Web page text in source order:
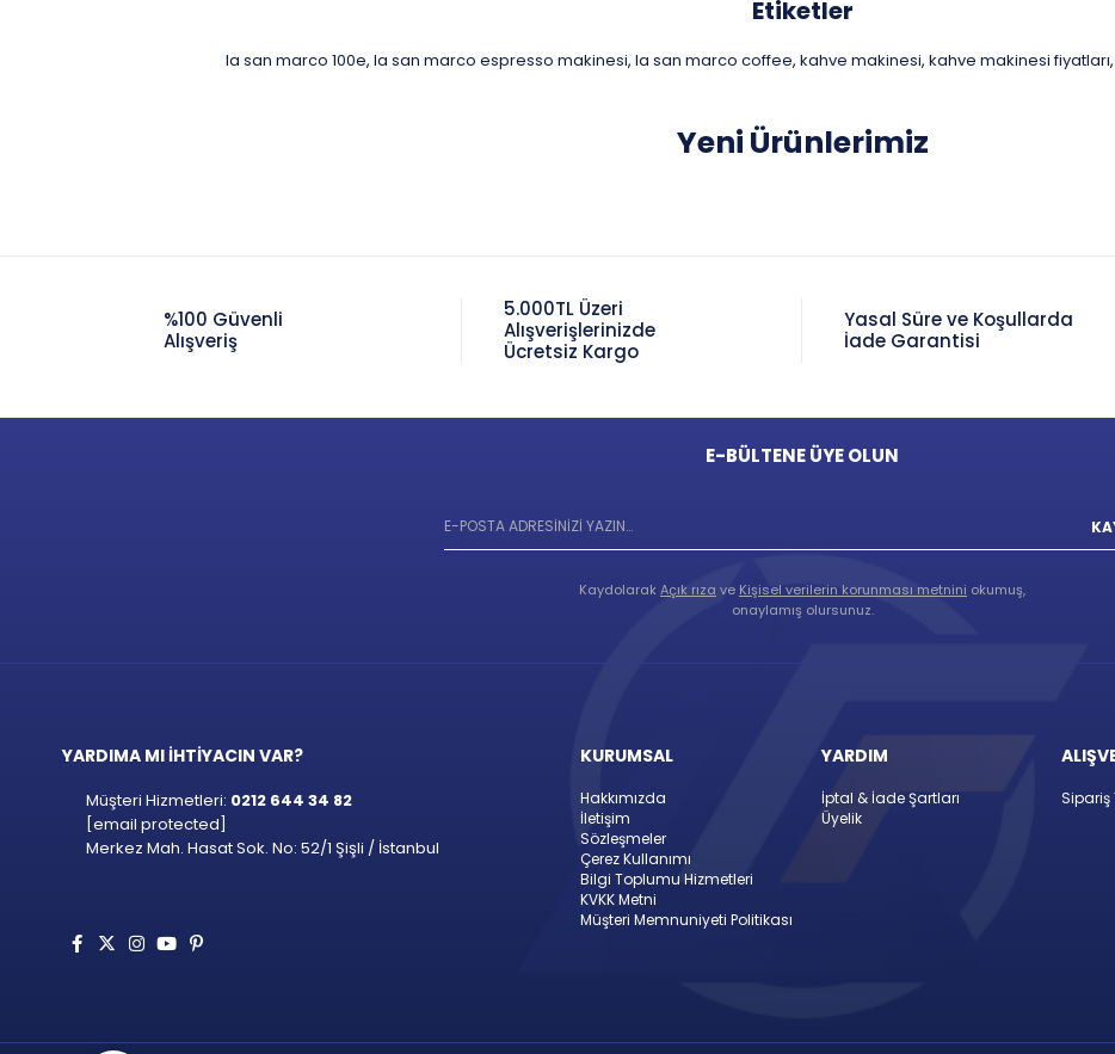
Etiketler
la san marco 100e, la san marco espresso makinesi, la san marco coffee, kahve makinesi, kahve makinesi fiyatları,
Yeni Ürünlerimiz
%100 Güvenli
Alışveriş
5.000TL Üzeri
Alışverişlerinizde
Ücretsiz Kargo
Yasal Süre ve Koşullarda
İade Garantisi
E-BÜLTENE ÜYE OLUN
KaydolarakAçık rıza ve Kişisel verilerin korunması metnini okumuş,
onaylamış olursunuz.
YARDIMA MI İHTİYACIN VAR?
Müşteri Hizmetleri: 0212 644 34 82
[email protected]
Merkez Mah. Hasat Sok. No: 52/1 Şişli / İstanbul
KURUMSAL
Hakkımızda
İletişim
Sözleşmeler
Çerez Kullanımı
Bilgi Toplumu Hizmetleri
KVKK Metni
Müşteri Memnuniyeti Politikası
YARDIM
İptal & İade Şartları
Üyelik
Sipariş